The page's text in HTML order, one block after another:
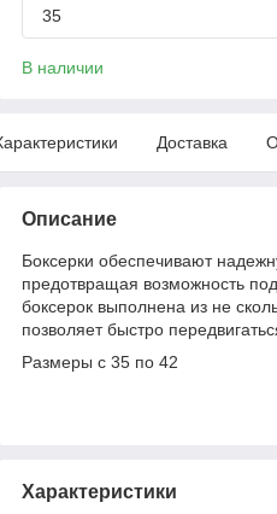
35
В наличии
Доставка
Описание
Боксерки обеспечивают
предотвращая возможность
боксерок выполнена из не
позволяет быстро
Размеры с 35 по 42
Характеристики